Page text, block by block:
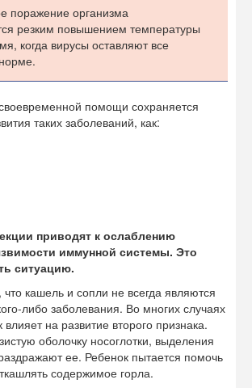
поражение организма
резким повышением температуры
когда вирусы оставляют все
помощи сохраняется
таких заболеваний, как:
приводят к ослаблению
иммунной системы. Это
ситуацию.
кашель и сопли не всегда являются
либо заболевания. Во многих случаях
на развитие второго признака.
оболочку носоглотки, выделения
ее. Ребенок пытается помочь
содержимое горла.